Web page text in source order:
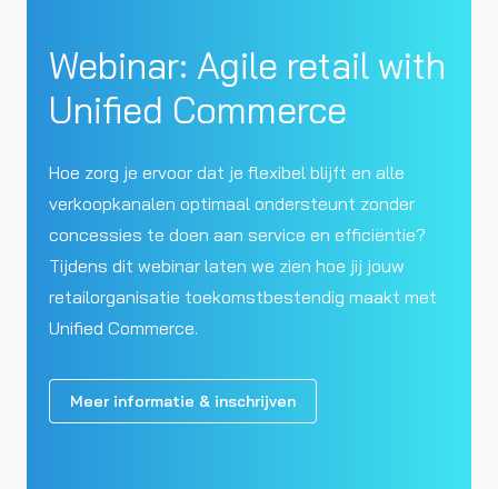
Webinar: Agile retail with
Unified Commerce
Hoe zorg je ervoor dat je flexibel blijft en alle
verkoopkanalen optimaal ondersteunt zonder
concessies te doen aan service en efficiëntie?
Tijdens dit webinar laten we zien hoe jij jouw
retailorganisatie toekomstbestendig maakt met
Unified Commerce.
Meer informatie & inschrijven